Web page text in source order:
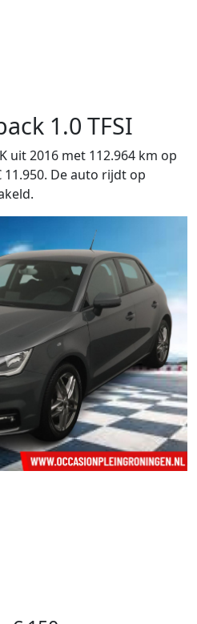
1.0 TFSI
uit 2016 met 112.964 km op
De auto rijdt op